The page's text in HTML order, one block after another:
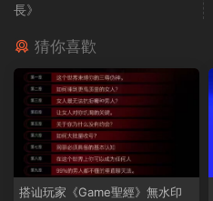
長》
猜你喜歡
搭讪玩家《Game聖經》無水印